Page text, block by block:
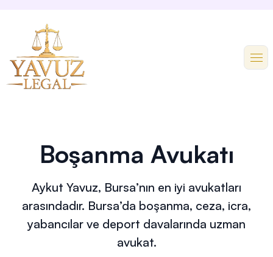
Boşanma Avukatı
Aykut Yavuz, Bursa’nın en iyi avukatları
arasındadır. Bursa’da boşanma, ceza, icra,
yabancılar ve deport davalarında uzman
avukat.